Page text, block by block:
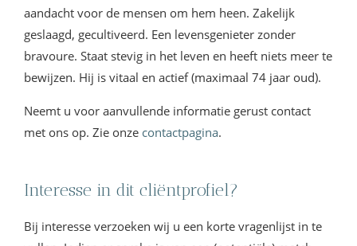
aandacht voor de mensen om hem heen. Zakelijk
geslaagd, gecultiveerd. Een levensgenieter zonder
bravoure. Staat stevig in het leven en heeft niets meer te
bewijzen. Hij is vitaal en actief (maximaal 74 jaar oud).
Neemt u voor aanvullende informatie gerust contact
met ons op. Zie onze contactpagina.
Interesse in dit cliëntprofiel?
Bij interesse verzoeken wij u een korte vragenlijst in te